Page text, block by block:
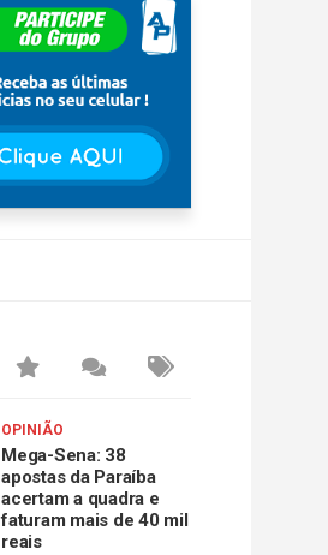
OPINIÃO
Mega-Sena: 38
apostas da Paraíba
acertam a quadra e
faturam mais de 40 mil
reais